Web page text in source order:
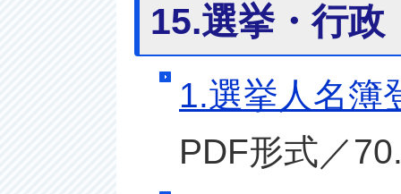
15.選挙・行政
1.選挙人名簿
PDF形式／